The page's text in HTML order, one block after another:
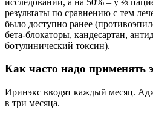
результаты по сравнению с тем
было доступно ранее
бета-блокаторы, кандесартан,
ботулинический токсин).
Как часто надо применять
Иринэкс вводят каждый месяц.
в три месяца.